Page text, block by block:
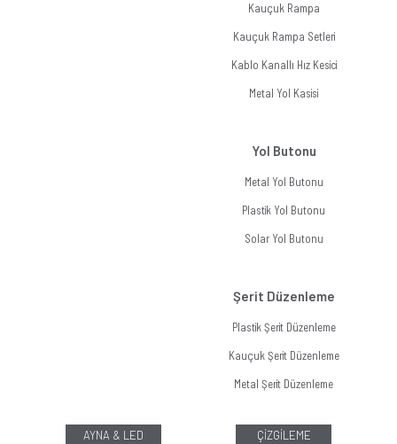
Kauçuk Rampa
Kauçuk Rampa Setleri
Kablo Kanallı Hız Kesici
Metal Yol Kasisi
Yol Butonu
Metal Yol Butonu
Plastik Yol Butonu
Solar Yol Butonu
Şerit Düzenleme
Plastik Şerit Düzenleme
Kauçuk Şerit Düzenleme
Metal Şerit Düzenleme
AYNA & LED
ÇİZGİLEME